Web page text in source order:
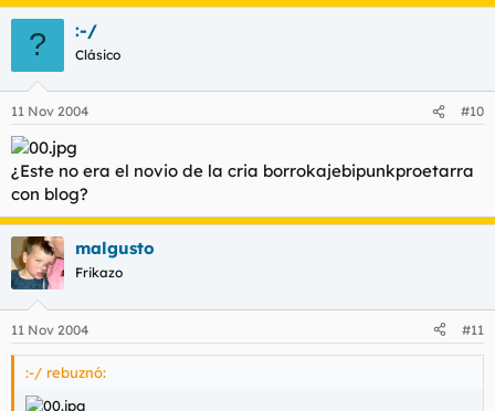
? :-/
Clásico
11 Nov 2004 #10
¿Este no era el novio de la cria borrokajebipunkproetarra
con blog?
malgusto
Frikazo
11 Nov 2004 #11
:-/ rebuznó: